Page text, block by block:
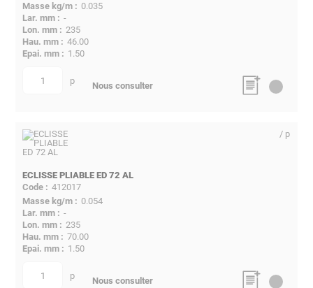
0.035
-
235
46.00
1.50
quantité p Nous consulter
ECLISSE PLIABLE ED 72 AL
412017
0.054
-
235
70.00
1.50
quantité p
/ p
Nous consulter